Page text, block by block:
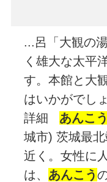
...呂「大観の
く雄大な太平
す。本館と大
はいかがでし
詳細 あんこう
城市) 茨城最
近く。女性に
は、 あんこう